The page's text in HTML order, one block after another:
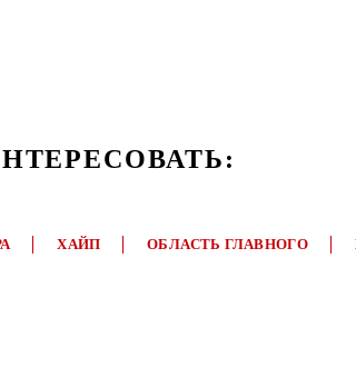
ХАЙП ОБЛАСТЬ ГЛАВНОГО